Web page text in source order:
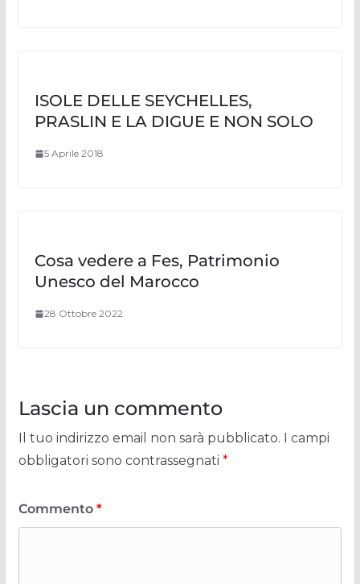
ISOLE DELLE SEYCHELLES,
PRASLIN E LA DIGUE E NON SOLO
5 Aprile 2018
Cosa vedere a Fes, Patrimonio
Unesco del Marocco
28 Ottobre 2022
Lascia un commento
Il tuo indirizzo email non sarà pubblicato. I campi
obbligatori sono contrassegnati *
Commento *